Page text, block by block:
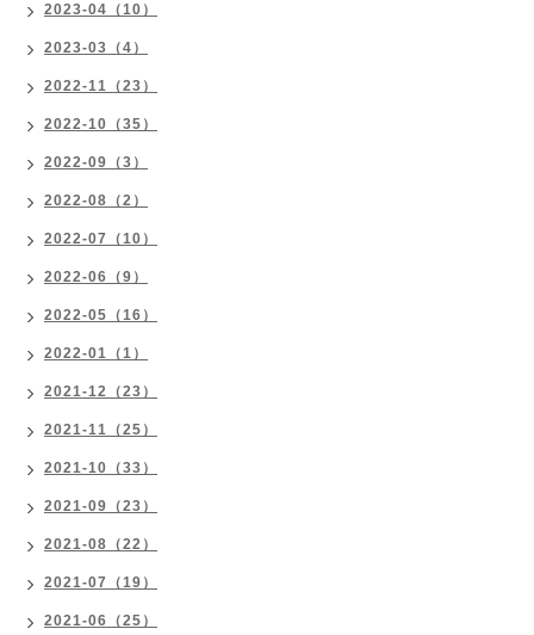
2023-04（10）
2023-03（4）
2022-11（23）
2022-10（35）
2022-09（3）
2022-08（2）
2022-07（10）
2022-06（9）
2022-05（16）
2022-01（1）
2021-12（23）
2021-11（25）
2021-10（33）
2021-09（23）
2021-08（22）
2021-07（19）
2021-06（25）